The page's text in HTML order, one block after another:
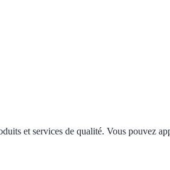
et services de qualité. Vous pouvez